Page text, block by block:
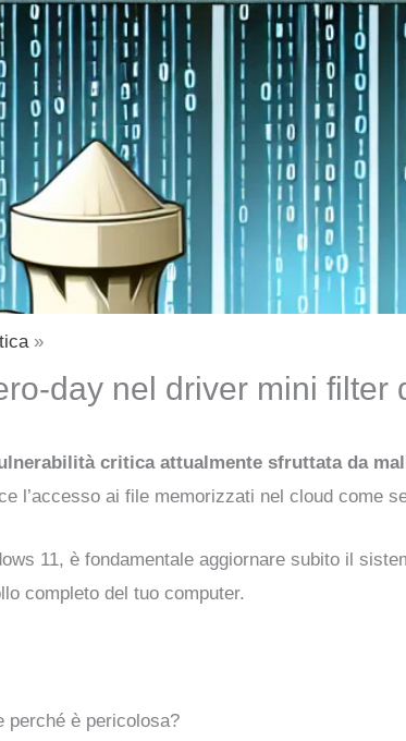
day nel driver mini
critica attualmente sfruttata da
l’accesso ai file memorizzati nel cloud come
11, è fondamentale aggiornare subito il
completo del tuo computer.
perché è pericolosa?